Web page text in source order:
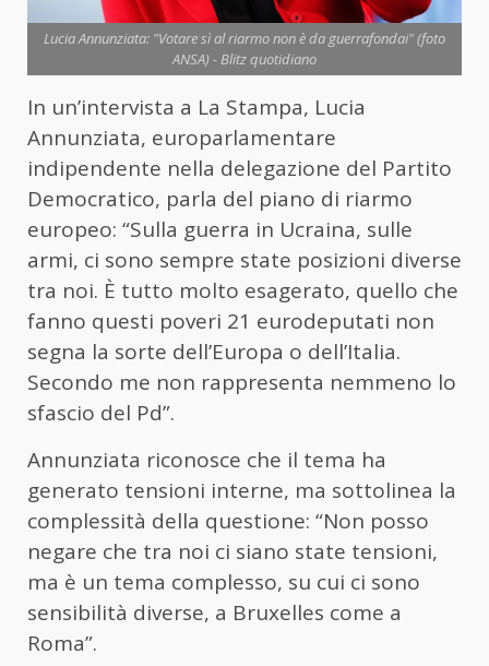
Lucia Annunziata: "Votare sì al riarmo non è da guerrafondai" (foto
ANSA) - Blitz quotidiano
In un’intervista a La Stampa, Lucia
Annunziata, europarlamentare
indipendente nella delegazione del Partito
Democratico, parla del piano di riarmo
europeo: “Sulla guerra in Ucraina, sulle
armi, ci sono sempre state posizioni diverse
tra noi. È tutto molto esagerato, quello che
fanno questi poveri 21 eurodeputati non
segna la sorte dell’Europa o dell’Italia.
Secondo me non rappresenta nemmeno lo
sfascio del Pd”.
Annunziata riconosce che il tema ha
generato tensioni interne, ma sottolinea la
complessità della questione: “Non posso
negare che tra noi ci siano state tensioni,
ma è un tema complesso, su cui ci sono
sensibilità diverse, a Bruxelles come a
Roma”.